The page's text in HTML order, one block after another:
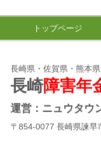
トップページ
長崎県・佐賀県・熊本
長崎障害年
運営：ニュウタウ
〒854-0077 長崎県諫早